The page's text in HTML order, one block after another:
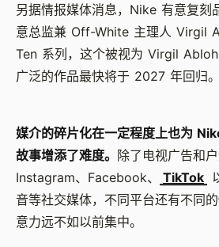
另据情报媒体消息，Nike 有意复刻
意总监兼 Off-White 主理人 Virgil
Ten 系列，这个被视为 Virgil
广泛的作品最快将于 2027 年回归。
媒介的碎片化在一定程度上也为
故事增添了难度。 除了电视广告和
Instagram、Facebook、
TikTok
音等社交媒体，不同平台还有不同
意力远不如以前集中。